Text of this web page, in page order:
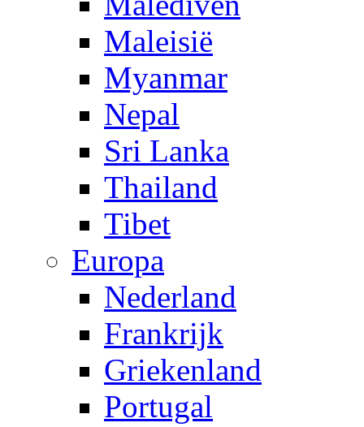
Maleisië
Myanmar
Nepal
Sri Lanka
Thailand
Tibet
Europa
Nederland
Frankrijk
Griekenland
Portugal